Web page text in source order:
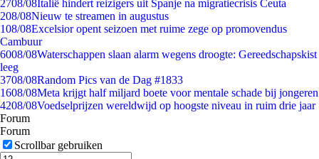
2708/08Italië hindert reizigers uit Spanje na migratiecrisis Ceuta
208/08Nieuw te streamen in augustus
108/08Excelsior opent seizoen met ruime zege op promovendus
Cambuur
6008/08Waterschappen slaan alarm wegens droogte: Gereedschapskist
leeg
3708/08Random Pics van de Dag #1833
1608/08Meta krijgt half miljard boete voor mentale schade bij jongeren
4208/08Voedselprijzen wereldwijd op hoogste niveau in ruim drie jaar
Forum
Forum
Scrollbar gebruiken